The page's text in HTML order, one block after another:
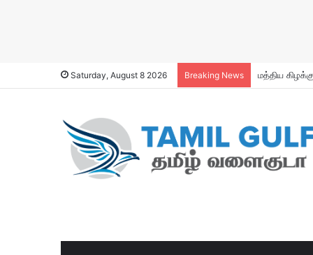
Saturday, August 8 2026 Breaking News Premium